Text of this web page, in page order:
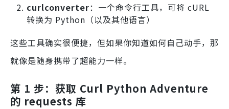
curlconverter：一个命令行工具，可将 cURL
转换为 Python（以及其他语言）
这些工具确实很便捷，但如果你知道如何自己动手，那
就像是随身携带了超能力一样。
第 1 步：获取 Curl Python Adventure
的 requests 库